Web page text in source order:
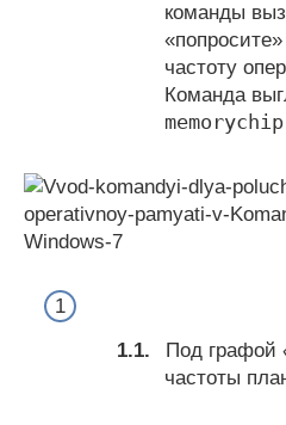
команды
частоту
Команда
Под графой
частоты